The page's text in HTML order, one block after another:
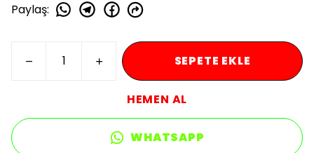
Paylaş:
SEPETE EKLE
HEMEN AL
WHATSAPP